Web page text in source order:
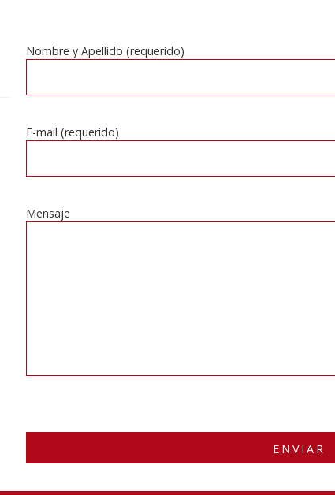
Nombre y Apellido (requerido)
E-mail (requerido)
Mensaje